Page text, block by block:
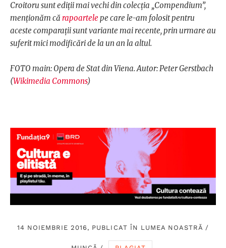
Croitoru sunt ediții mai vechi din colecția „Compendium”,
menționăm că rapoartele pe care le-am folosit pentru
aceste comparații sunt variante mai recente, prin urmare au
suferit mici modificări de la un an la altul.
FOTO main: Opera de Stat din Viena. Autor: Peter Gerstbach
(Wikimedia Commons)
14 NOIEMBRIE 2016, PUBLICAT ÎN LUMEA NOASTRĂ /